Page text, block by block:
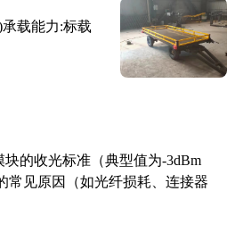
承载能力:标载
的收光标准（典型值为-3dBm
常见原因（如光纤损耗、连接器